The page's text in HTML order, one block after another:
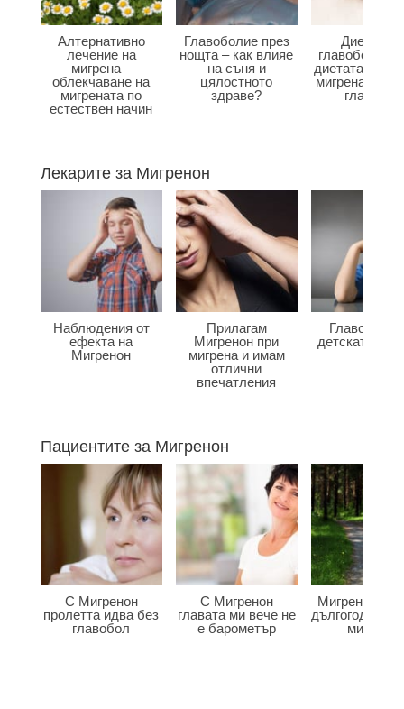
Алтернативно
лечение на
мигрена –
облекчаване на
мигрената по
естествен начин
Главоболие през
нощта – как влияе
на съня и
цялостното
здраве?
Диета при
главоболие –
диетата
мигрена и
главата?
Лекарите за Мигренон
Наблюдения от
ефекта на
Мигренон
Прилагам
Мигренон при
мигрена и имам
отлични
впечатления
детската
Пациентите за Мигренон
С Мигренон
пролетта идва без
главобол
С Мигренон
главата ми вече не
е барометър
Мигренон
мигрена